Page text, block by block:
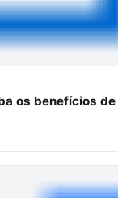
os benefícios